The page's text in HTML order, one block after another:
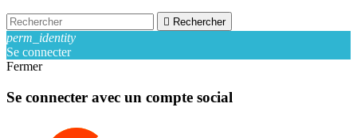
 Rechercher
perm_identity
Se connecter
Fermer
Se connecter avec un compte social